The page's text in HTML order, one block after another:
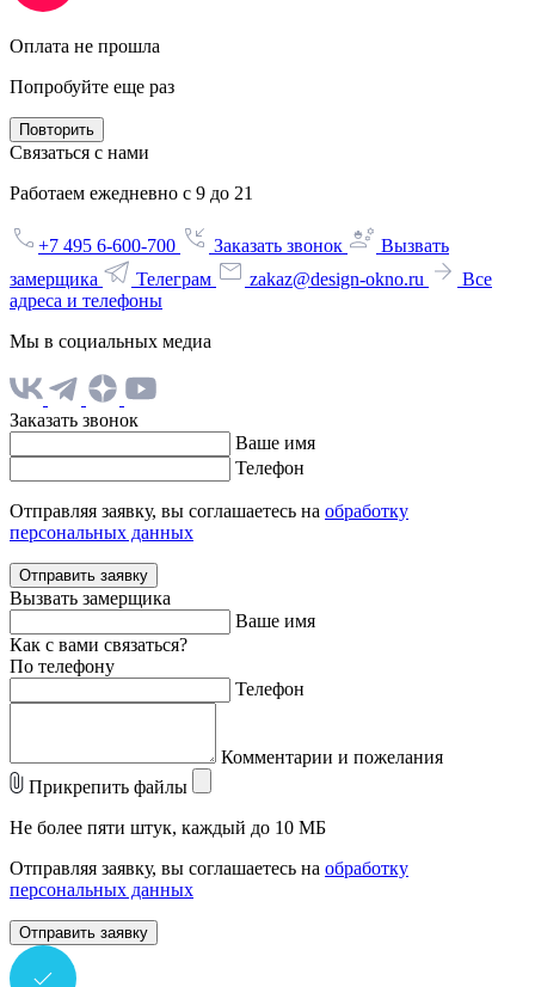
Оплата не прошла
Попробуйте еще раз
Повторить
Связаться с нами
Работаем ежедневно с 9 до 21
+7 495 6-600-700 Заказать звонок
Вызвать
замерщика
Телеграм zakaz@design-okno.ru
Все
адреса и телефоны
Мы в социальных медиа
Заказать звонок
Ваше имя
Телефон
Отправляя заявку, вы соглашаетесь на обработку
персональных данных
Отправить заявку
Вызвать замерщика
Ваше имя
Как с вами связаться?
По телефону
Телефон
Комментарии и пожелания
Прикрепить файлы
Не более пяти штук, каждый до 10 МБ
Отправляя заявку, вы соглашаетесь на обработку
персональных данных
Отправить заявку